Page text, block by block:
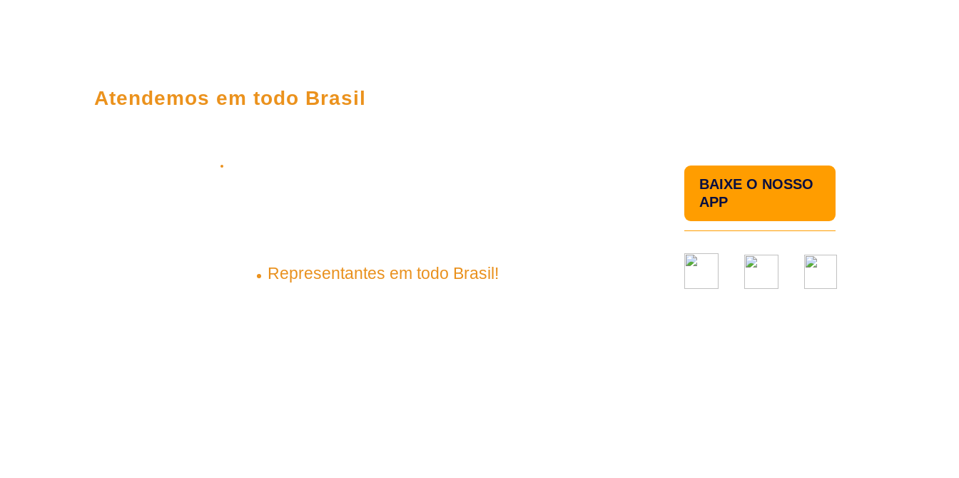
Atendemos em todo Brasil
(98) 98145-9031
Representantes em todo Brasil!
BAIXE O NOSSO
APP